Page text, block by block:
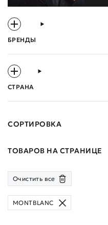
БРЕНДЫ
СТРАНА
СОРТИРОВКА
ТОВАРОВ НА СТРАНИЦЕ
Очистить все
MONTBLANC